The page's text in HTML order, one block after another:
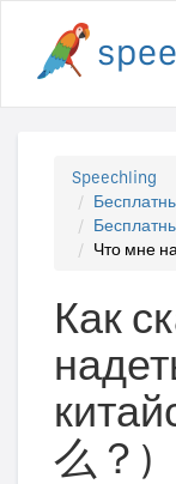
Speechling
Что мне
Как
么？)